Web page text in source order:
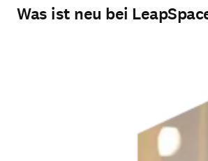
Was ist neu bei